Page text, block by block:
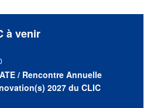
à venir
/ Rencontre Annuelle
2027 du CLIC